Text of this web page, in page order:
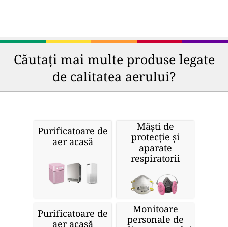
Căutați mai multe produse legate
de calitatea aerului?
Purificatoare de
aer acasă
Măști de
protecție și
aparate
respiratorii
Purificatoare de
aer acasă
Monitoare
personale de